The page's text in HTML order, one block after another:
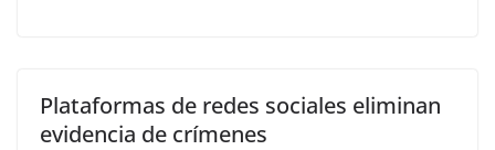
Plataformas de redes sociales eliminan
evidencia de crímenes